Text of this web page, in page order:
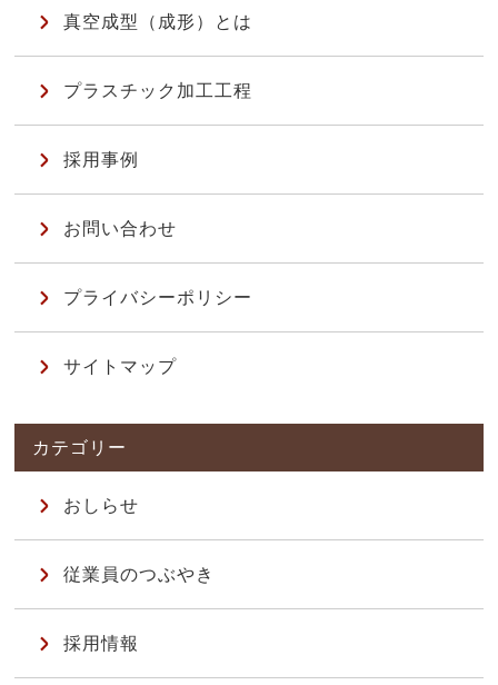
真空成型（成形）とは
プラスチック加工工程
採用事例
お問い合わせ
プライバシーポリシー
サイトマップ
おしらせ
従業員のつぶやき
採用情報